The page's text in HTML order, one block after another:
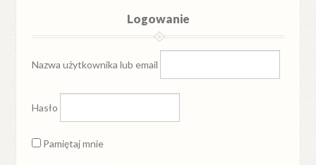
Logowanie
Nazwa użytkownika lub email
Hasło
Pamiętaj mnie